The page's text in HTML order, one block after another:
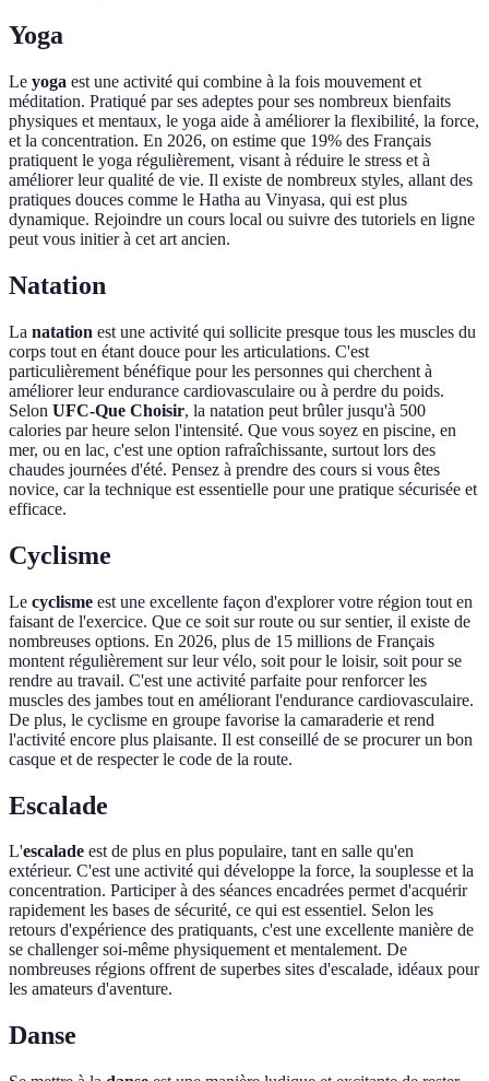
Yoga
Le yoga est une activité qui combine à la fois mouvement et
méditation. Pratiqué par ses adeptes pour ses nombreux bienfaits
physiques et mentaux, le yoga aide à améliorer la flexibilité, la force,
et la concentration. En 2026, on estime que 19% des Français
pratiquent le yoga régulièrement, visant à réduire le stress et à
améliorer leur qualité de vie. Il existe de nombreux styles, allant des
pratiques douces comme le Hatha au Vinyasa, qui est plus
dynamique. Rejoindre un cours local ou suivre des tutoriels en ligne
peut vous initier à cet art ancien.
Natation
La natation est une activité qui sollicite presque tous les muscles du
corps tout en étant douce pour les articulations. C'est
particulièrement bénéfique pour les personnes qui cherchent à
améliorer leur endurance cardiovasculaire ou à perdre du poids.
Selon UFC-Que Choisir, la natation peut brûler jusqu'à 500
calories par heure selon l'intensité. Que vous soyez en piscine, en
mer, ou en lac, c'est une option rafraîchissante, surtout lors des
chaudes journées d'été. Pensez à prendre des cours si vous êtes
novice, car la technique est essentielle pour une pratique sécurisée et
efficace.
Cyclisme
Le cyclisme est une excellente façon d'explorer votre région tout en
faisant de l'exercice. Que ce soit sur route ou sur sentier, il existe de
nombreuses options. En 2026, plus de 15 millions de Français
montent régulièrement sur leur vélo, soit pour le loisir, soit pour se
rendre au travail. C'est une activité parfaite pour renforcer les
muscles des jambes tout en améliorant l'endurance cardiovasculaire.
De plus, le cyclisme en groupe favorise la camaraderie et rend
l'activité encore plus plaisante. Il est conseillé de se procurer un bon
casque et de respecter le code de la route.
Escalade
L'escalade est de plus en plus populaire, tant en salle qu'en
extérieur. C'est une activité qui développe la force, la souplesse et la
concentration. Participer à des séances encadrées permet d'acquérir
rapidement les bases de sécurité, ce qui est essentiel. Selon les
retours d'expérience des pratiquants, c'est une excellente manière de
se challenger soi-même physiquement et mentalement. De
nombreuses régions offrent de superbes sites d'escalade, idéaux pour
les amateurs d'aventure.
Danse